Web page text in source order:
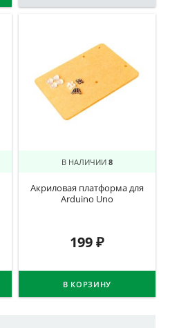
В НАЛИЧИИ 8
Акриловая платформа для
Arduino Uno
199₽
В КОРЗИНУ